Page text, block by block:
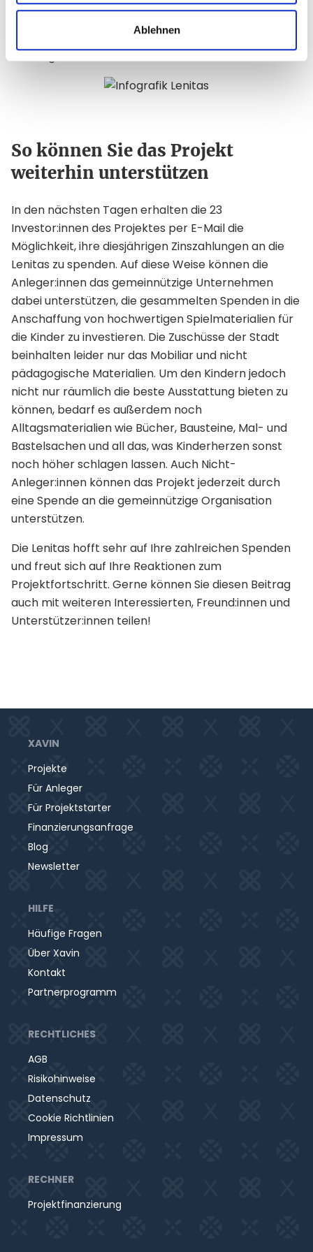
Ablehnen
öffentliche Einweihungsfeier für die KITA ist bereits in
Planung und wird noch diesen Sommer stattfinden.
So können Sie das Projekt
weiterhin unterstützen
In den nächsten Tagen erhalten die 23
Investor:innen des Projektes per E-Mail die
Möglichkeit, ihre diesjährigen Zinszahlungen an die
Lenitas zu spenden. Auf diese Weise können die
Anleger:innen das gemeinnützige Unternehmen
dabei unterstützen, die gesammelten Spenden in die
Anschaffung von hochwertigen Spielmaterialien für
die Kinder zu investieren. Die Zuschüsse der Stadt
beinhalten leider nur das Mobiliar und nicht
pädagogische Materialien. Um den Kindern jedoch
nicht nur räumlich die beste Ausstattung bieten zu
können, bedarf es außerdem noch
Alltagsmaterialien wie Bücher, Bausteine, Mal- und
Bastelsachen und all das, was Kinderherzen sonst
noch höher schlagen lassen. Auch Nicht-
Anleger:innen können das Projekt jederzeit durch
eine Spende an die gemeinnützige Organisation
unterstützen.
Die Lenitas hofft sehr auf Ihre zahlreichen Spenden
und freut sich auf Ihre Reaktionen zum
Projektfortschritt. Gerne können Sie diesen Beitrag
auch mit weiteren Interessierten, Freund:innen und
Unterstützer:innen teilen!
XAVIN
Projekte
Für Anleger
Für Projektstarter
Finanzierungsanfrage
Blog
Newsletter
HILFE
Häufige Fragen
Über Xavin
Kontakt
Partnerprogramm
RECHTLICHES
AGB
Risikohinweise
Datenschutz
Cookie Richtlinien
Impressum
RECHNER
Projektfinanzierung